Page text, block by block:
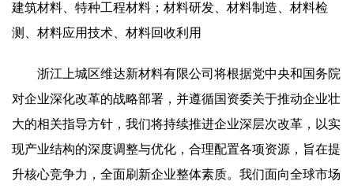
建筑材料、特种工程材料；材料研发、材料制造、材料检
测、材料应用技术、材料回收利用
浙江上城区维达新材料有限公司将根据党中央和国务院
对企业深化改革的战略部署，并遵循国资委关于推动企业壮
大的相关指导方针，我们将持续推进企业深层次改革，以实
现产业结构的深度调整与优化，合理配置各项资源，旨在提
升核心竞争力，全面刷新企业整体素质。我们面向全球市场